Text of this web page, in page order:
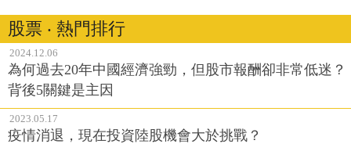
股票 ‧ 熱門排行
2024.12.06
為何過去20年中國經濟強勁，但股市報酬卻非常低迷？
背後5關鍵是主因
2023.05.17
疫情消退，現在投資陸股機會大於挑戰？